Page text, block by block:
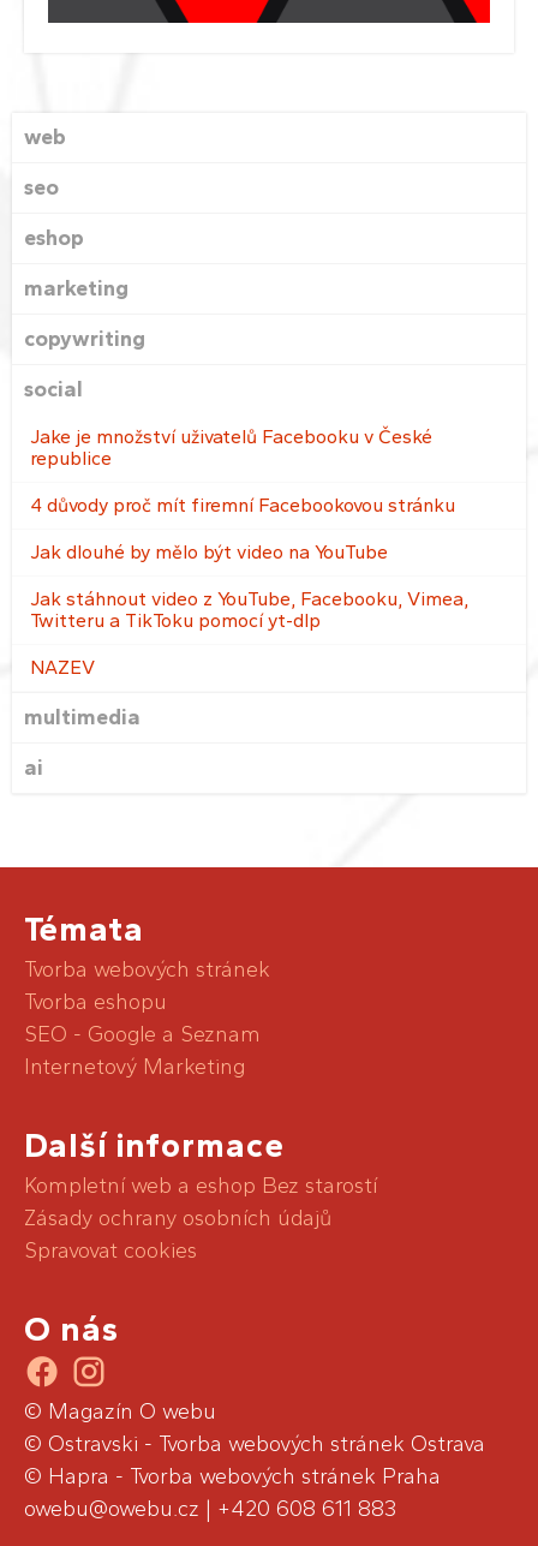
web
seo
eshop
marketing
copywriting
social
Jake je množství uživatelů Facebooku v České
republice
4 důvody proč mít firemní Facebookovou stránku
Jak dlouhé by mělo být video na YouTube
Jak stáhnout video z YouTube, Facebooku, Vimea,
Twitteru a TikToku pomocí yt-dlp
NAZEV
multimedia
ai
Témata
Tvorba webových stránek
Tvorba eshopu
SEO - Google a Seznam
Internetový Marketing
Další informace
Kompletní web a eshop Bez starostí
Zásady ochrany osobních údajů
Spravovat cookies
O nás
© Magazín O webu
© Ostravski - Tvorba webových stránek Ostrava
© Hapra - Tvorba webových stránek Praha
owebu@owebu.cz | +420 608 611 883